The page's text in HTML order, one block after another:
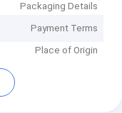
Packaging Details
Payment Terms
Place of Origin